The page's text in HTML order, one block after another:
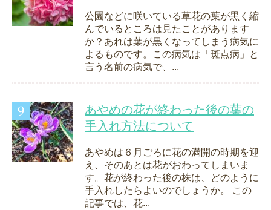
公園などに咲いている草花の葉が黒く縮
んでいるところは見たことがあります
か？あれは葉が黒くなってしまう病気に
よるものです。この病気は「斑点病」と
言う名前の病気で、...
あやめの花が終わった後の葉の
手入れ方法について
あやめは６月ごろに花の満開の時期を迎
え、そのあとは花がおわってしまいま
す。花が終わった後の株は、どのように
手入れしたらよいのでしょうか。 この
記事では、花...